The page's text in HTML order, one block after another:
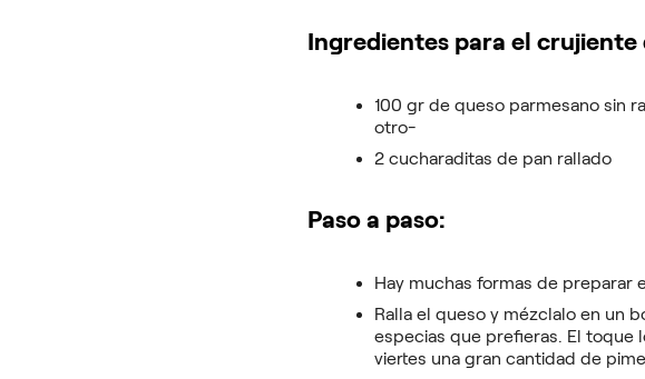
Ingredientes para el
100 gr de queso parmesano sin
otro-
2 cucharaditas de pan rallado
Paso a paso:
Hay muchas formas de preparar
Ralla el queso y mézclalo en un
especias que prefieras. El toque
viertes una gran cantidad de